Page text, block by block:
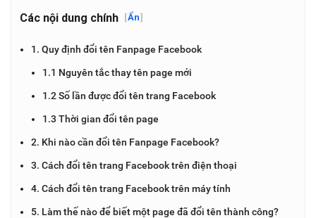
Các nội dung chính [Ẩn]
1. Quy định đổi tên Fanpage Facebook
1.1 Nguyên tắc thay tên page mới
1.2 Số lần được đổi tên trang Facebook
1.3 Thời gian đổi tên page
2. Khi nào cần đổi tên Fanpage Facebook?
3. Cách đổi tên trang Facebook trên điện thoại
4. Cách đổi tên trang Facebook trên máy tính
5. Làm thế nào để biết một page đã đổi tên thành công?